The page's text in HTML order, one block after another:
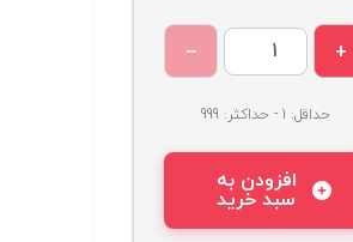
+
−
حداقل: 1 - حداکثر: 999
افزودن به
سبد خرید